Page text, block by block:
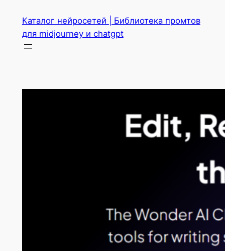
содержимому
Каталог нейросетей | Библиотека промтов
для midjourney и chatgpt